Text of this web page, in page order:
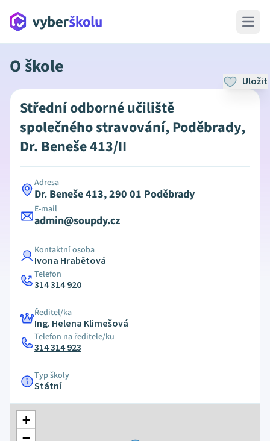
Open
O škole
Uložit
Střední odborné učiliště
společného stravování, Poděbrady,
Dr. Beneše 413/II
Adresa
Dr. Beneše 413, 290 01 Poděbrady
E-mail
admin@soupdy.cz
Kontaktní osoba
Ivona Hrabětová
Telefon
314 314 920
Ředitel/ka
Ing. Helena Klimešová
Telefon na ředitele/ku
314 314 923
Typ školy
Státní
+
−